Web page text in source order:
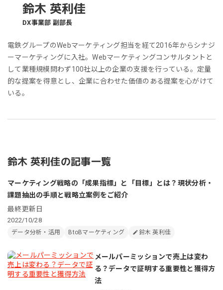
鈴木 英利佳
DX事業部 副部長
電鉄グループのWebマーケティング担当を経て2016年からシナジ
ーマーケティングに入社。Webマーケティングコンサルタントと
して業種規模問わず100社以上の企業の支援を行っている。定量
的な提案を得意とし、企業に合わせた価値のある提案を心がけて
いる。
鈴木 英利佳の記事一覧
マーケティング戦略の「成果指標」と「目標」とは？現状分析・
課題抽出の手順と戦略立案例をご紹介
最終更新日
2022/10/28
データ分析・活用 BtoBマーケティング 鈴木 英利佳
メールパーミッションで売上は変わ
る？データで証明する重要性と獲得方
法